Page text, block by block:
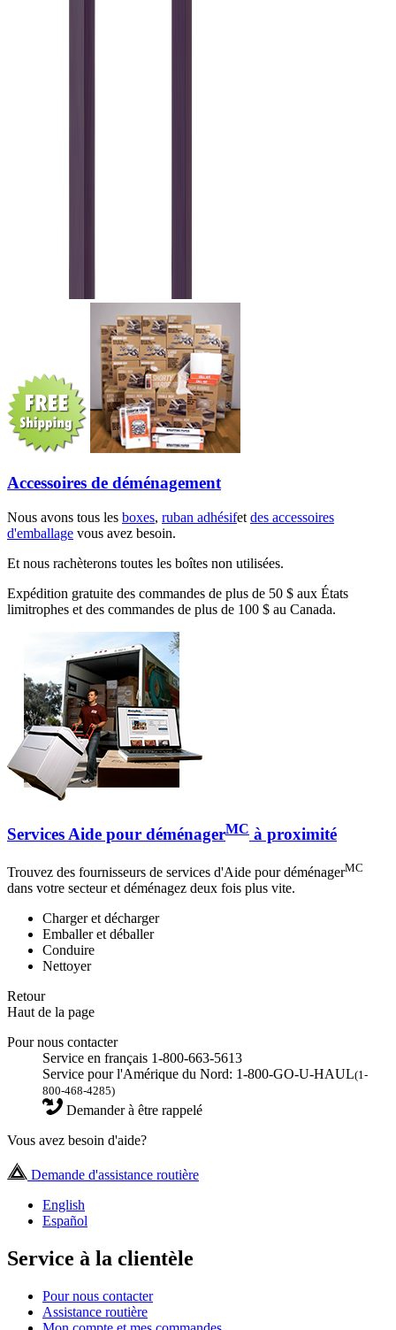
Accessoires de déménagement
Nous avons tous les boxes, ruban adhésifet des accessoires
d'emballage vous avez besoin.
Et nous rachèterons toutes les boîtes non utilisées.
Expédition gratuite des commandes de plus de 50 $ aux États
limitrophes et des commandes de plus de 100 $ au Canada.
Services Aide pour déménagerMC à proximité
Trouvez des fournisseurs de services d'Aide pour déménagerMC
dans votre secteur et déménagez deux fois plus vite.
Charger et décharger
Emballer et déballer
Conduire
Nettoyer
Retour
Haut de la page
Pour nous contacter
Service en français 1-800-663-5613
Service pour l'Amérique du Nord: 1-800-GO-U-HAUL(1-
800-468-4285)
Demander à être rappelé
Vous avez besoin d'aide?
Demande d'assistance routière
English
Español
Service à la clientèle
Pour nous contacter
Assistance routière